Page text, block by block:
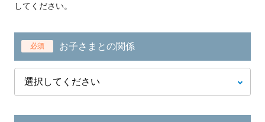
してください。
必須 お子さまとの関係